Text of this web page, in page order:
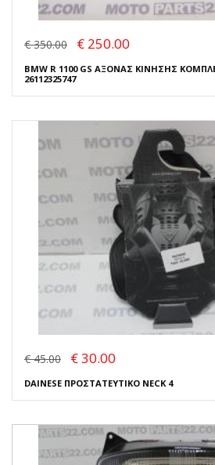
€ 350.00 € 250.00
BMW R 1100 GS ΑΞΟΝΑΣ ΚΙΝΗΣΗΣ ΚΟΜΠΛΕ
26112325747
€ 45.00 € 30.00
DAINESE ΠΡΟΣΤΑΤΕΥΤΙΚΟ NECK 4